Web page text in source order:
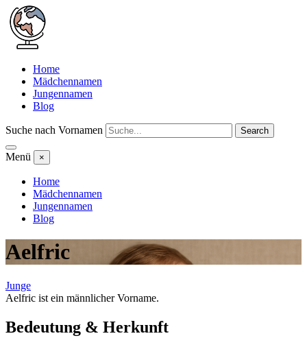
Home
Mädchennamen
Jungennamen
Blog
Suche nach Vornamen Search
Menü ×
Home
Mädchennamen
Jungennamen
Blog
Aelfric
Junge
Aelfric ist ein männlicher Vorname.
Bedeutung & Herkunft